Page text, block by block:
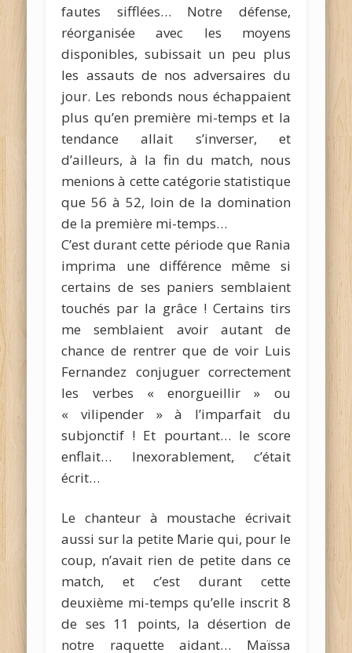
fautes sifflées… Notre défense,
réorganisée avec les moyens
disponibles, subissait un peu plus
les assauts de nos adversaires du
jour. Les rebonds nous échappaient
plus qu’en première mi-temps et la
tendance allait s’inverser, et
d’ailleurs, à la fin du match, nous
menions à cette catégorie statistique
que 56 à 52, loin de la domination
de la première mi-temps…
C’est durant cette période que Rania
imprima une différence même si
certains de ses paniers semblaient
touchés par la grâce ! Certains tirs
me semblaient avoir autant de
chance de rentrer que de voir Luis
Fernandez conjuguer correctement
les verbes « enorgueillir » ou
« vilipender » à l’imparfait du
subjonctif ! Et pourtant… le score
enflait… Inexorablement, c’était
écrit…
Le chanteur à moustache écrivait
aussi sur la petite Marie qui, pour le
coup, n’avait rien de petite dans ce
match, et c’est durant cette
deuxième mi-temps qu’elle inscrit 8
de ses 11 points, la désertion de
notre raquette aidant… Maïssa